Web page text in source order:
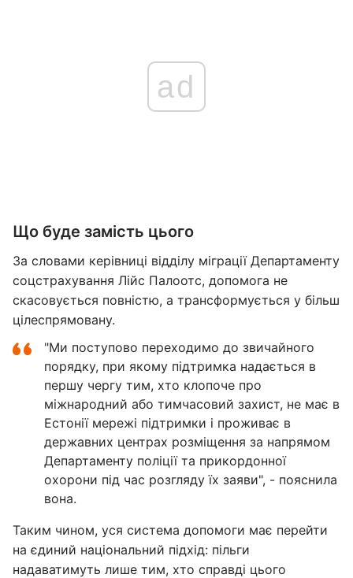
ad
Що буде замість цього
За словами керівниці відділу міграції Департаменту
соцстрахування Лійс Палоотс, допомога не
скасовується повністю, а трансформується у більш
цілеспрямовану.
"Ми поступово переходимо до звичайного
порядку, при якому підтримка надається в
першу чергу тим, хто клопоче про
міжнародний або тимчасовий захист, не має в
Естонії мережі підтримки і проживає в
державних центрах розміщення за напрямом
Департаменту поліції та прикордонної
охорони під час розгляду їх заяви", - пояснила
вона.
Таким чином, уся система допомоги має перейти
на єдиний національний підхід: пільги
надаватимуть лише тим, хто справді цього